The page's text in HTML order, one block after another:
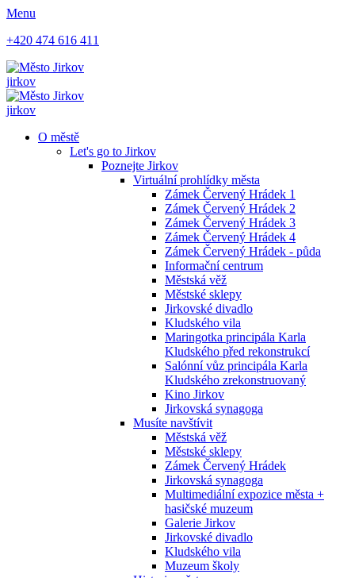
Menu
+420 474 616 411
jirkov
jirkov
O městě
Let's go to Jirkov
Poznejte Jirkov
Virtuální prohlídky města
Zámek Červený Hrádek 1
Zámek Červený Hrádek 2
Zámek Červený Hrádek 3
Zámek Červený Hrádek 4
Zámek Červený Hrádek - půda
Informační centrum
Městská věž
Městské sklepy
Jirkovské divadlo
Kludského vila
Maringotka principála Karla
Kludského před rekonstrukcí
Salónní vůz principála Karla
Kludského zrekonstruovaný
Kino Jirkov
Jirkovská synagoga
Musíte navštívit
Městská věž
Městské sklepy
Zámek Červený Hrádek
Jirkovská synagoga
Multimediální expozice města +
hasičské muzeum
Galerie Jirkov
Jirkovské divadlo
Kludského vila
Muzeum školy